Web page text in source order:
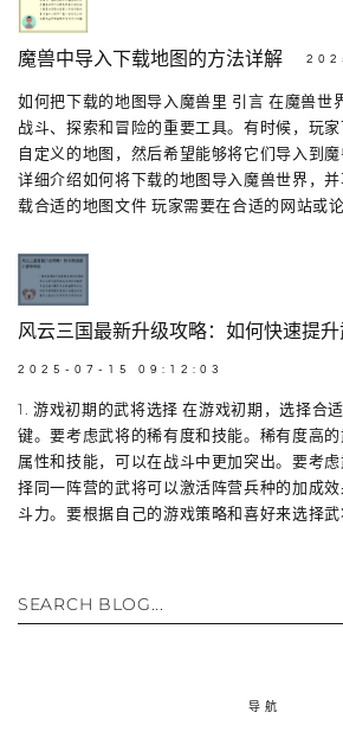
魔兽中导入下载地图的方法详解
如何把下载的地图导入魔兽里 引言 在魔兽世
战斗、探索和冒险的重要工具。有时候，玩
自定义的地图，然后希望能够将它们导入到
详细介绍如何将下载的地图导入魔兽世界，
载合适的地图文件 玩家需要在合适的网站或论
风云三国最新升级攻略：如何快速提
2025-07-15 09:12:03
1. 游戏初期的武将选择 在游戏初期，选择合
键。要考虑武将的稀有度和技能。稀有度高
属性和技能，可以在战斗中更加突出。要考
择同一阵营的武将可以激活阵营兵种的加成
斗力。要根据自己的游戏策略和喜好来选择武
SEARCH BLOG...
导航